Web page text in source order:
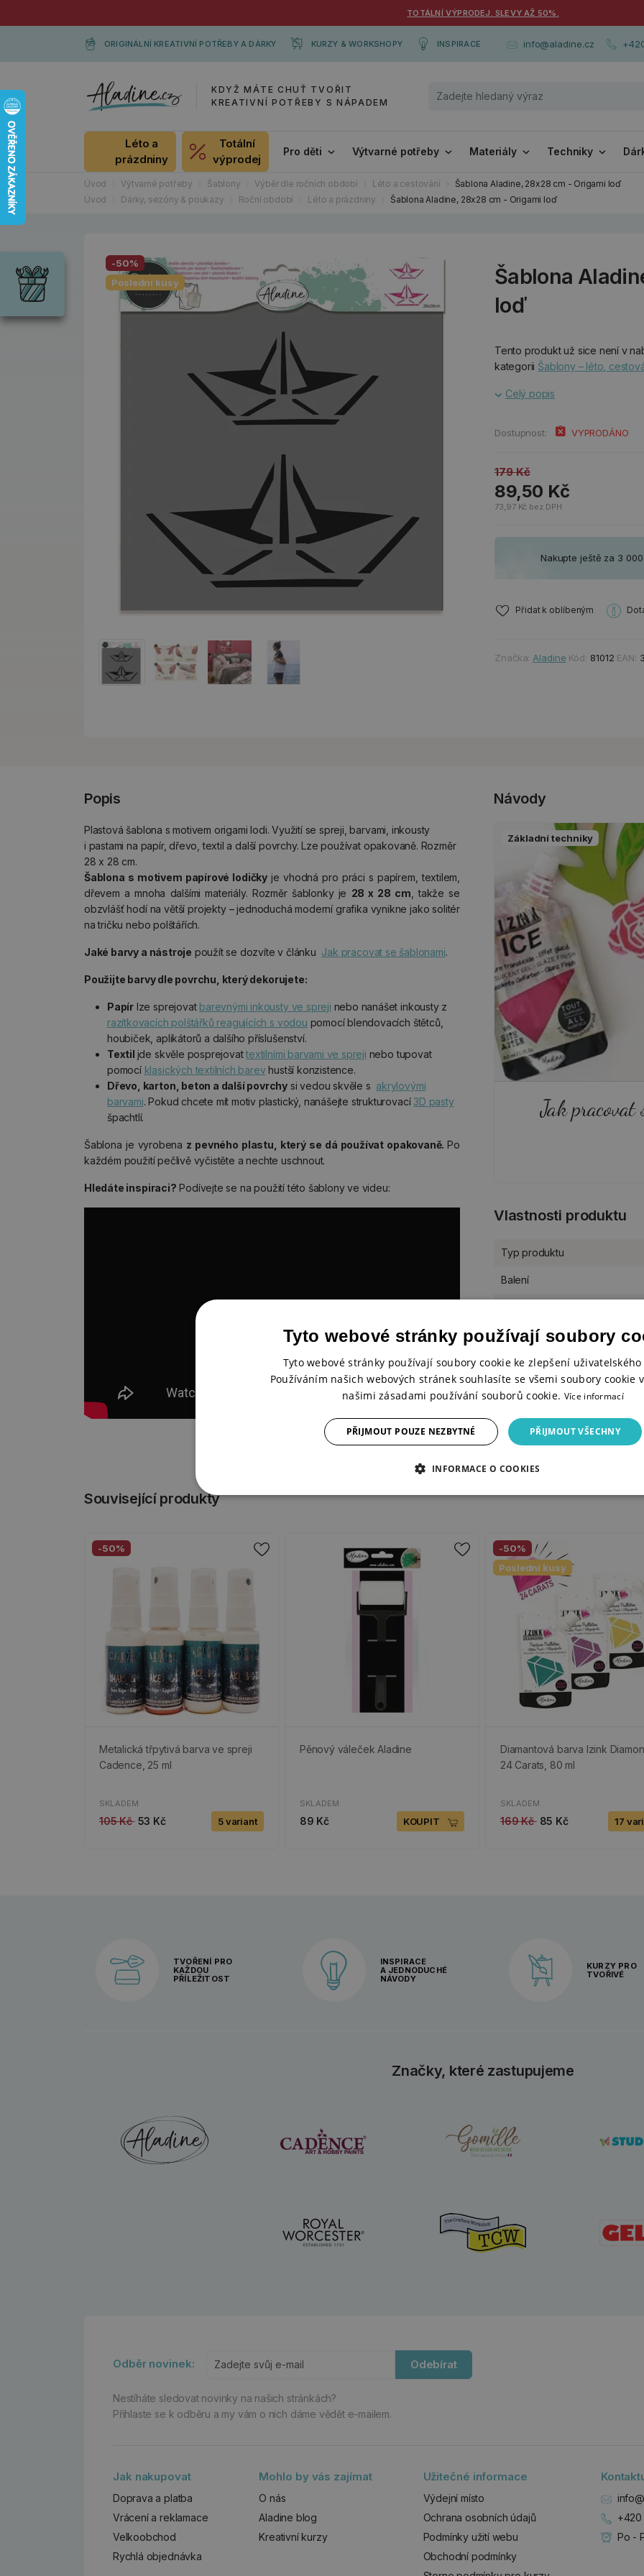
TOTÁLNÍ VÝPRODEJ. SLEVY AŽ 50%.
ORIGINÁLNÍ KREATIVNÍ POTŘEBY A DÁRKY KURZY & WORKSHOPY INSPIRACE info@aladine.cz
KDYŽ MÁTE CHUŤ TVOŘIT
KREATIVNÍ POTŘEBY S NÁPADEM
Léto a
prázdniny
Totální
výprodej
Pro děti Výtvarné potřeby Materiály Techniky
Úvod Výtvarné potřeby Šablony Výběr dle ročních období Léto a cestování
Šablona Aladine, 28x28 cm - Origami loď
Úvod
Dárky, sezóny & poukazy Roční období Léto a prázdniny Šablona Aladine, 28x28 cm - Origami loď
Šablona
loď
-50%
Poslední kusy
Tento produkt už sice není v
kategorii Šablony – léto,
Celý popis
Dostupnost: VYPRODÁNO
179 Kč
89,50 Kč
73,97 Kč bez DPH
Nakupte ještě za 3
Přidat k oblíbeným
Značka: Aladine Kód: 81012 EAN:
Popis
Plastová šablona s motivem origami lodi. Využití se spreji, barvami, inkousty
i pastami na papír, dřevo, textil a další povrchy. Lze používat opakovaně. Rozměr
28 x 28 cm.
Šablona s motivem papírové lodičky je vhodná pro práci s papírem, textilem,
dřevem a mnoha dalšími materiály. Rozměr šablonky je 28 x 28 cm , takže se
obzvlášť hodí na větší projekty – jednoduchá moderní grafika vynikne jako solitér
na tričku nebo polštářích.
Jaké barvy a nástroje použít se dozvíte v článku Jak pracovat se šablonami.
Použijte barvy dle povrchu, který dekorujete:
Papír lze sprejovat barevnými inkousty ve spreji nebo nanášet inkousty z
razítkovacích polštářků reagujících s vodou pomocí blendovacích štětců,
houbiček, aplikátorů a dalšího příslušenství.
Textil jde skvěle posprejovattextilními barvami ve spreji nebo tupovat
pomocí klasických textilních barevhustší konzistence.
Dřevo, karton, beton a další povrchy si vedou skvěle s akrylovými
barvami. Pokud chcete mít motiv plastický, nanášejte strukturovací3D pasty
špachtlí.
Šablona je vyrobena z pevného plastu, který se dá používat opakovaně.Po
každém použití pečlivě vyčistěte a nechte uschnout.
Hledáte inspiraci? Podívejte se na použití této šablony ve videu:
Návody
Základní techniky
Jak pracovat
Vlastnosti produktu
Typ produktu
Balení
Velikost šablony
Související produkty
-50%
Metalická třpytivá barva ve spreji
Cadence, 25 ml
SKLADEM
105 Kč 53 Kč 5 variant
Pěnový váleček Aladine
SKLADEM
89 Kč KOUPIT
-50%
Poslední kusy
Diamantová barva Izink
24 Carats, 80 ml
SKLADEM
169 Kč 85 Kč 17
TVOŘENÍ PRO
KAŽDOU
PŘÍLEŽITOST
INSPIRACE
A JEDNODUCHÉ
NÁVODY
KURZY PRO
TVOŘIVÉ
Značky, které zastupujeme
Odběr novinek: Odebírat
Nestíháte sledovat novinky na našich stránkách?
Přihlaste se k odběru a my vám o nich dáme vědět e-mailem.
Jak nakupovat
Doprava a platba
Vrácení a reklamace
Velkoobchod
Rychlá objednávka
Mohlo by vás zajímat
O nás
Aladine blog
Kreativní kurzy
Užitečné informace
Výdejní místo
Ochrana osobních údajů
Podmínky užití webu
Obchodní podmínky
+420
Po -
Wrendale
Designs
Radost pro
Chci si vybrat
Tyto webové stránky používají soubory
Tyto webové stránky používají soubory cookie ke zlepšení
Používáním našich webových stránek souhlasíte se všemi soubory cookie
našimi zásadami používání souborů cookie. Více informací
PŘIJMOUT VŠECHNY
PŘIJMOUT POUZE NEZBYTNÉ
INFORMACE O COOKIES